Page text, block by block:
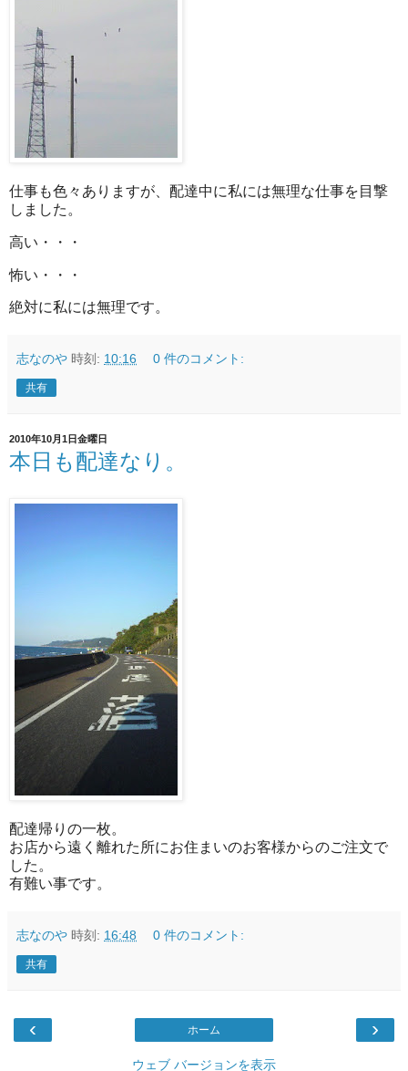
仕事も色々ありますが、配達中に私には無理な仕事を目撃
しました。
高い・・・
怖い・・・
絶対に私には無理です。
志なのや 時刻: 10:16 0 件のコメント:
共有
2010年10月1日金曜日
本日も配達なり。
配達帰りの一枚。
お店から遠く離れた所にお住まいのお客様からのご注文で
した。
有難い事です。
志なのや 時刻: 16:48 0 件のコメント:
共有
‹ ›
ホーム
ウェブ バージョンを表示